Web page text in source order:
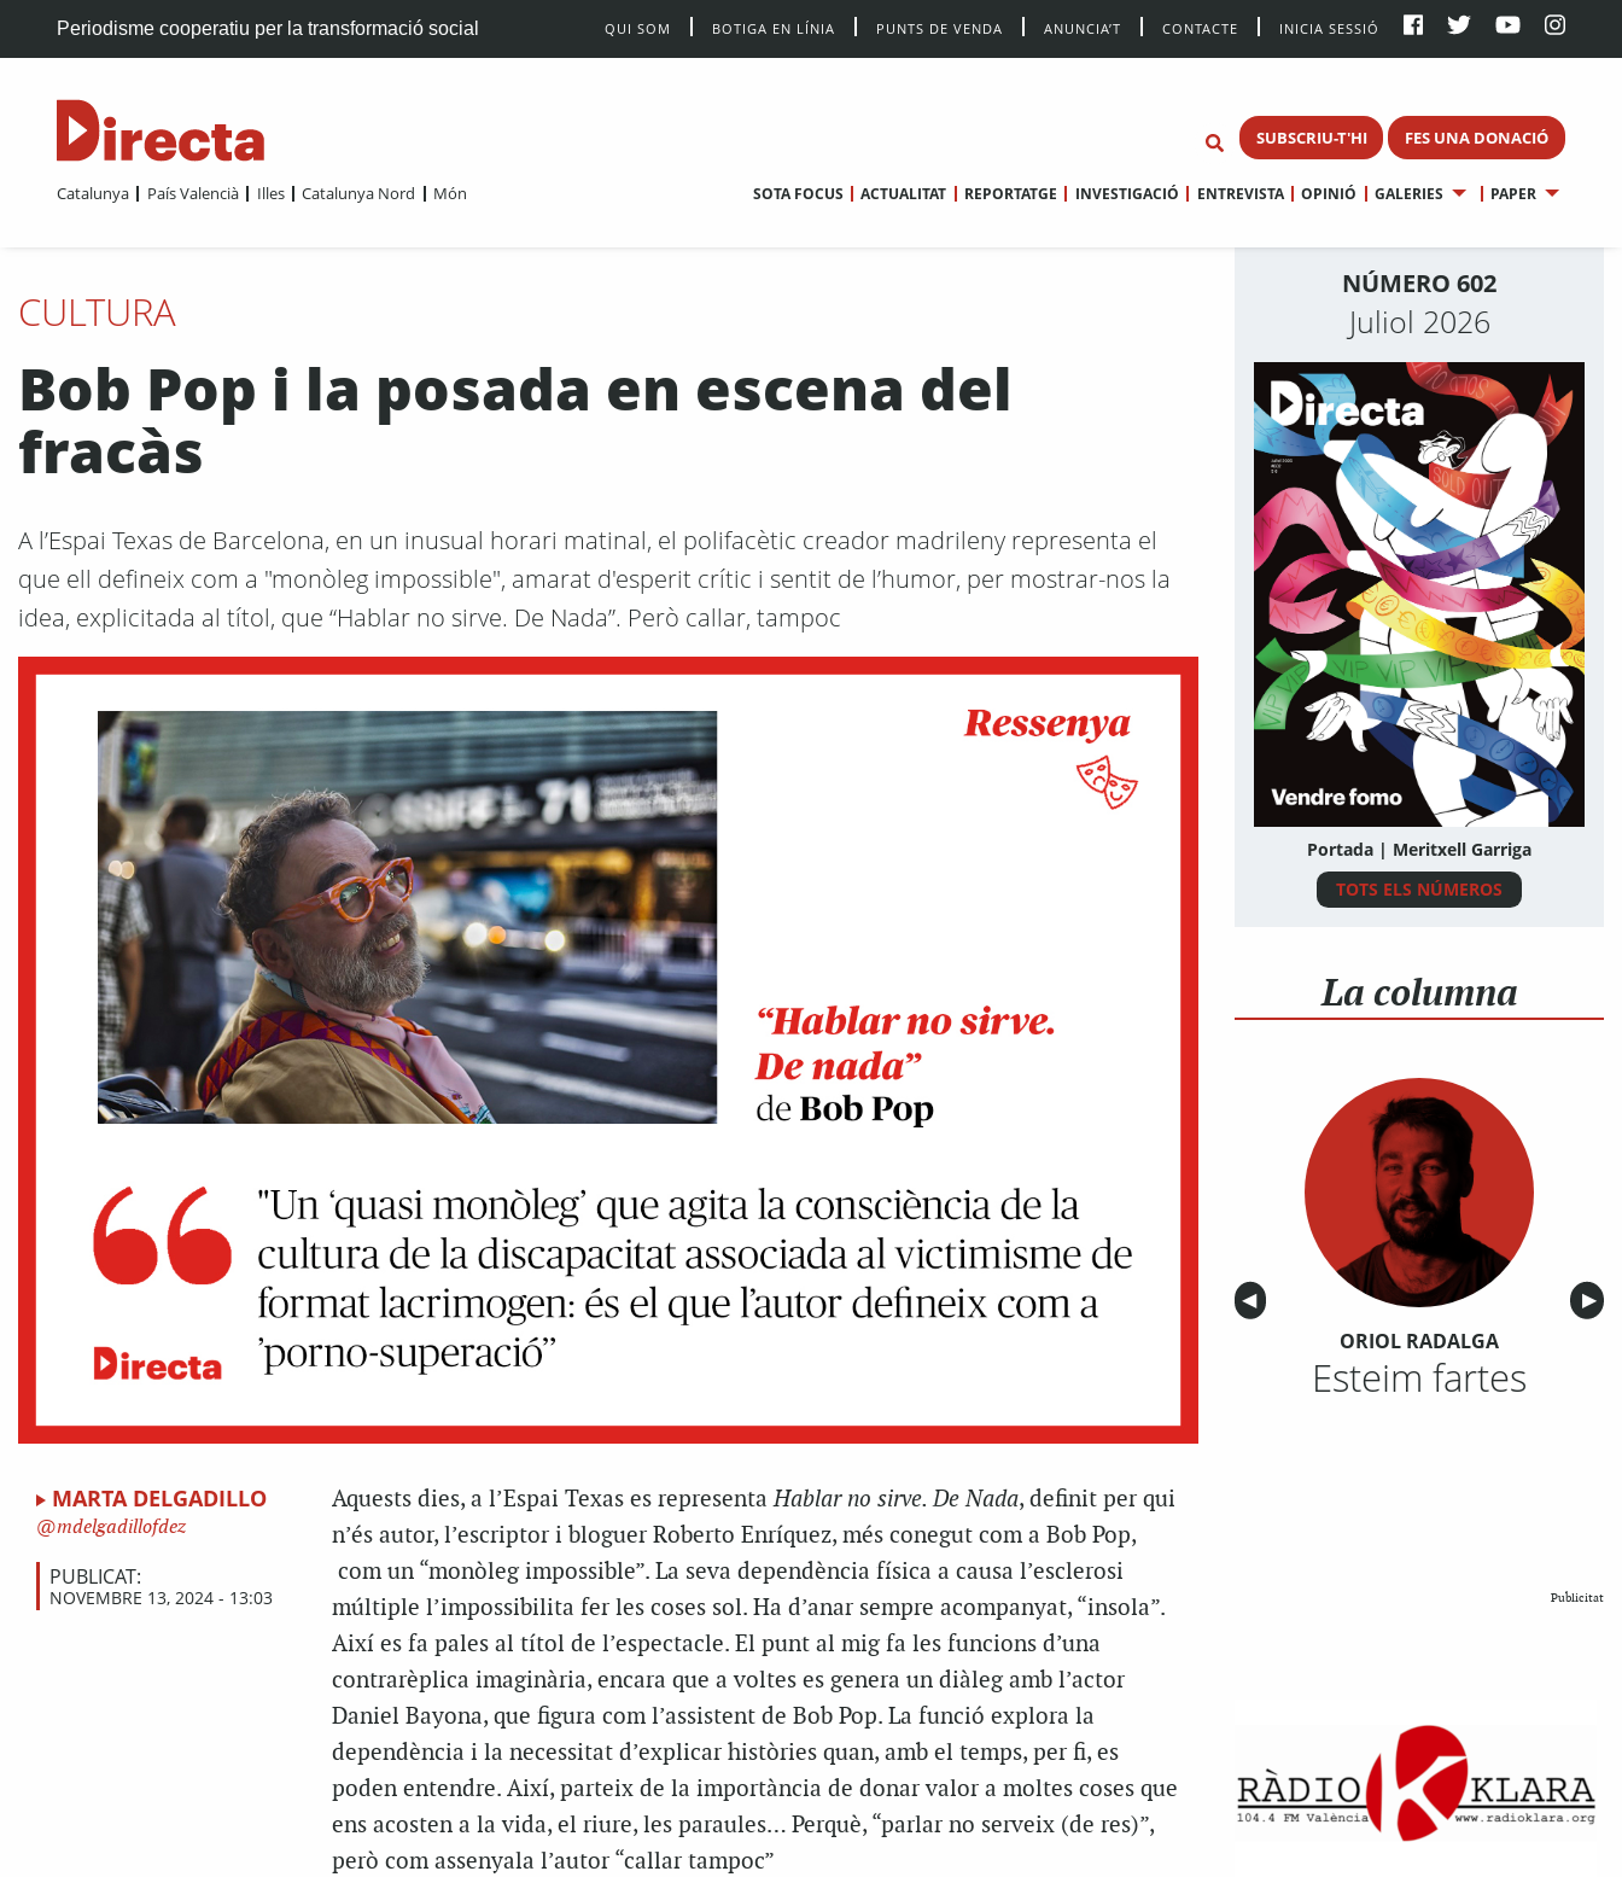
Periodisme cooperatiu per la transformació social QUI SOM BOTIGA EN LÍNIA PUNTS DE VENDA ANUNCIA’T CONTACTE INICIA SESSIÓ
SUBSCRIU-T'HI FES UNA DONACIÓ
Catalunya País Valencià Illes Catalunya Nord Món SOTA FOCUS ACTUALITAT REPORTATGE INVESTIGACIÓ ENTREVISTA OPINIÓ GALERIES PAPER
CULTURA
Bob Pop i la posada en escena del
fracàs
A l’Espai Texas de Barcelona, en un inusual horari matinal, el polifacètic creador madrileny representa el
que ell defineix com a "monòleg impossible", amarat d'esperit crític i sentit de l’humor, per mostrar-nos la
idea, explicitada al títol, que “Hablar no sirve. De Nada”. Però callar, tampoc
MARTA DELGADILLO
mdelgadillofdez
PUBLICAT:
NOVEMBRE 13, 2024 - 13:03
Aquests dies, a l’Espai Texas es representa Hablar no sirve. De Nada, definit per qui
n’és autor, l’escriptor i bloguer Roberto Enríquez, més conegut com a Bob Pop,
com un “monòleg impossible”. La seva dependència física a causa l’esclerosi
múltiple l’impossibilita fer les coses sol. Ha d’anar sempre acompanyat, “insola”.
Així es fa pales al títol de l’espectacle. El punt al mig fa les funcions d’una
contrarèplica imaginària, encara que a voltes es genera un diàleg amb l’actor
Daniel Bayona, que figura com l’assistent de Bob Pop. La funció explora la
dependència i la necessitat d’explicar històries quan, amb el temps, per fi, es
poden entendre. Així, parteix de la importància de donar valor a moltes coses que
ens acosten a la vida, el riure, les paraules… Perquè, “parlar no serveix (de res)”,
però com assenyala l’autor “callar tampoc”
NÚMERO 602
Juliol 2026
Portada | Meritxell Garriga
TOTS ELS NÚMEROS
La columna
Anterior
◀︎ ▶︎
ORIOL RADALGA
Esteim fartes
Publicitat